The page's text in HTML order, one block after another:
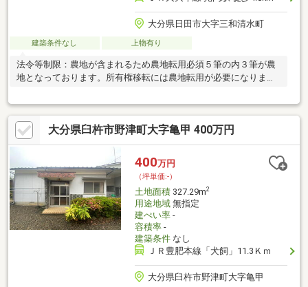
大分県日田市大字三和清水町
建築条件なし 上物有り
法令等制限：農地が含まれるため農地転用必須５筆の内３筆が農
地となっております。所有権移転には農地転用が必要になりま
大分県臼杵市野津町大字亀甲 400万円
400万円
（坪単価:-）
土地面積327.29m2
用途地域無指定
建ぺい率-
容積率-
建築条件なし
ＪＲ豊肥本線「犬飼」11.3Ｋｍ
大分県臼杵市野津町大字亀甲